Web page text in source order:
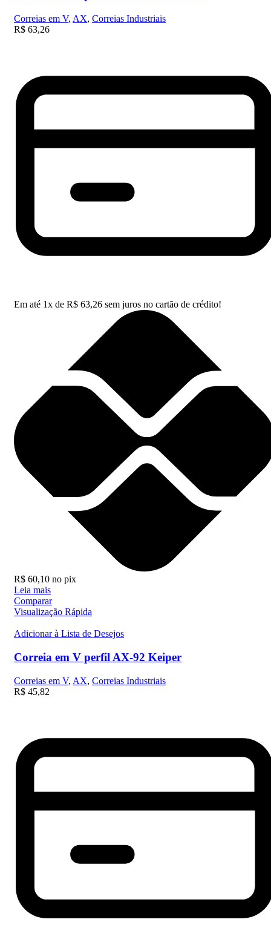
Correias em V, AX, Correias Industriais
R$ 63,26
Em até 1x de R$ 63,26 sem juros no cartão de crédito!
R$ 60,10 no pix
Leia mais
Comparar
Visualização Rápida
Adicionar à Lista de Desejos
Correia em V perfil AX-92 Keiper
Correias em V, AX, Correias Industriais
R$ 45,82